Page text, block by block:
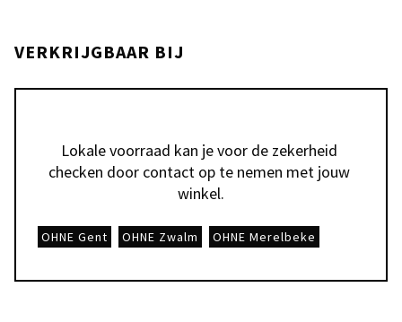
VERKRIJGBAAR BIJ
Lokale voorraad kan je voor de zekerheid
checken door contact op te nemen met jouw
winkel.
OHNE Gent OHNE Zwalm OHNE Merelbeke